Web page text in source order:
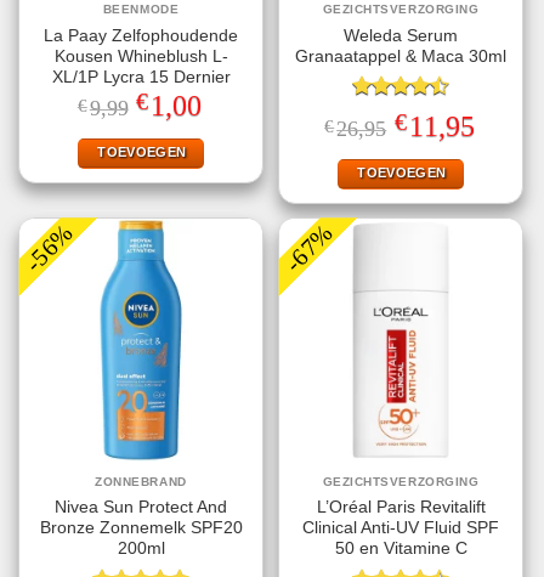
BEENMODE
La Paay Zelfophoudende
Kousen Whineblush L-
XL/1P Lycra 15 Dernier
€9,99 Oorspronkelijke
prijs
was:
€9,99.
€1,00
is:
€1,00.
TOEVOEGEN
GEZICHTSVERZORGING
Weleda Serum
Granaatappel & Maca 30ml
Gewaardeerd
4.50uit 5
€26,95 Oorspronkelijke
prijs
was:
€26,95.
€11,95prijs
TOEVOEGEN
-56%
ZONNEBRAND
Nivea Sun Protect And
Bronze Zonnemelk SPF20
200ml
-67%
GEZICHTSVERZORGING
L’Oréal Paris Revitalift
Clinical Anti-UV Fluid SPF
50 en Vitamine C